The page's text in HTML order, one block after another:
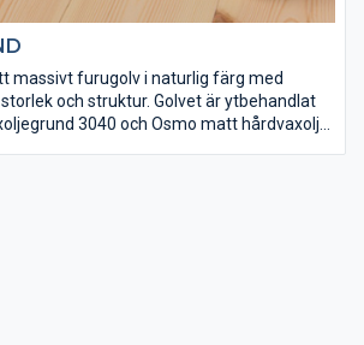
massivt furugolv i naturlig färg med
och struktur. Golvet är ytbehandlat
3040 och Osmo matt hårdvaxolja